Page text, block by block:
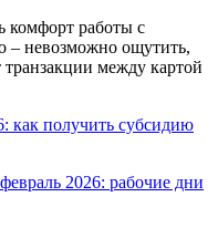
комфорт работы с
– невозможно ощутить,
между картой
как получить субсидию
2026: рабочие дни